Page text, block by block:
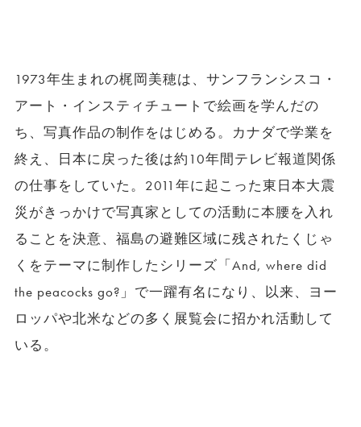
1973年生まれの梶岡美穂は、サンフランシスコ・
アート・インスティチュートで絵画を学んだの
ち、写真作品の制作をはじめる。カナダで学業を
終え、日本に戻った後は約10年間テレビ報道関係
の仕事をしていた。2011年に起こった東日本大震
災がきっかけで写真家としての活動に本腰を入れ
ることを決意、福島の避難区域に残されたくじゃ
くをテーマに制作したシリーズ「And, where did
the peacocks go?」で一躍有名になり、以来、ヨー
ロッパや北米などの多く展覧会に招かれ活動して
いる。